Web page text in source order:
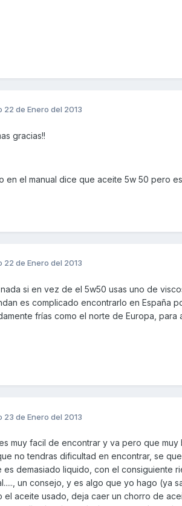
22 de Enero del 2013
gracias!!
en el manual dice que aceite 5w 50 pero
22 de Enero del 2013
si en vez de el 5w50 usas uno de
es complicado encontrarlo en España
frías como el norte de Europa,
23 de Enero del 2013
muy facil de encontrar y va pero que
no tendras dificultad en encontrar, se
es demasiado liquido, con el consiguiente
un consejo, y es algo que yo hago (ya
el aceite usado, deja caer un chorro de